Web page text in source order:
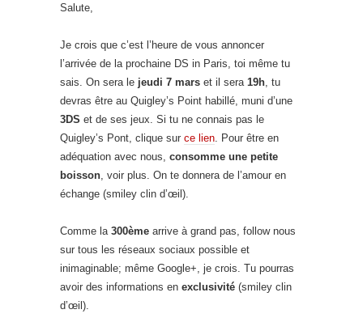
Salute,
Je crois que c’est l’heure de vous annoncer
l’arrivée de la prochaine DS in Paris, toi même tu
sais. On sera le jeudi 7 mars et il sera 19h , tu
devras être au Quigley’s Point habillé, muni d’une
3DS et de ses jeux. Si tu ne connais pas le
Quigley’s Pont, clique sur ce lien . Pour être en
adéquation avec nous, consomme une petite
boisson , voir plus. On te donnera de l’amour en
échange (smiley clin d’œil).
Comme la 300ème arrive à grand pas, follow nous
sur tous les réseaux sociaux possible et
inimaginable; même Google+, je crois. Tu pourras
avoir des informations en exclusivité (smiley clin
d’œil).